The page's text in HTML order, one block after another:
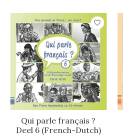
Qui parle français ?
Deel 6 (French-Dutch)